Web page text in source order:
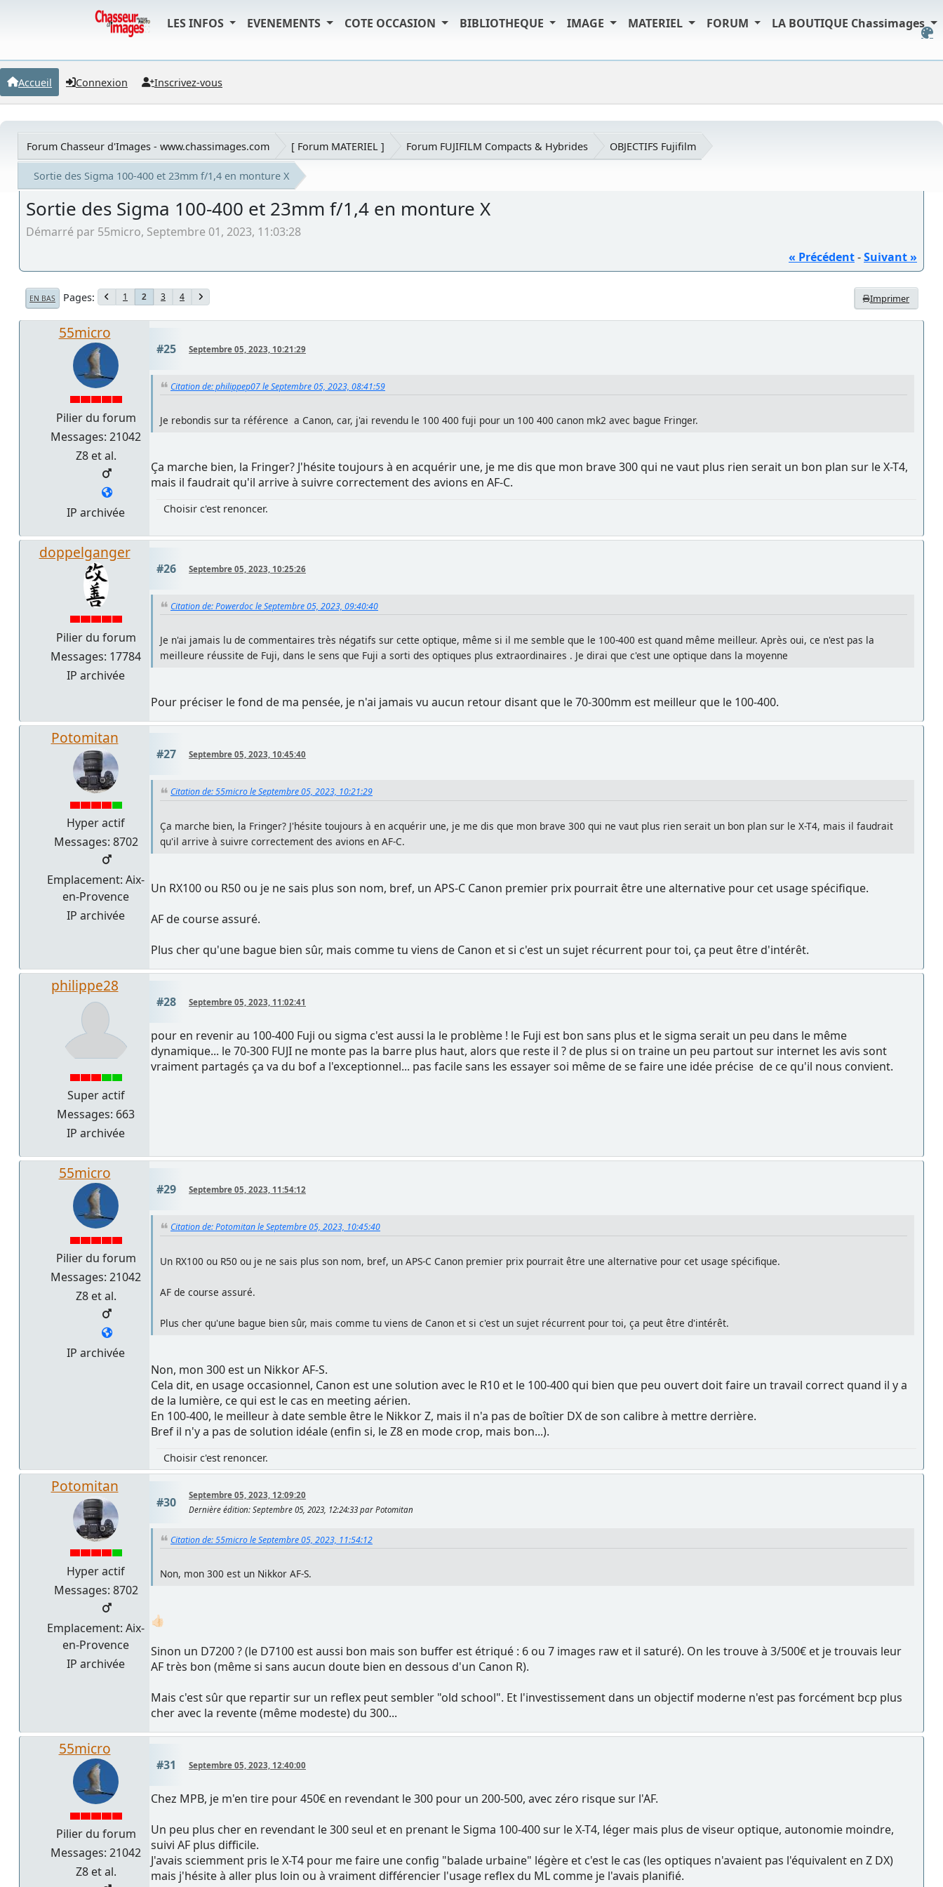
LES INFOS EVENEMENTS COTE OCCASION BIBLIOTHEQUE IMAGE MATERIEL FORUM LA BOUTIQUE Chassimages
Accueil Connexion Inscrivez-vous
Forum Chasseur d'Images - www.chassimages.com [ Forum MATERIEL ] Forum FUJIFILM Compacts & Hybrides OBJECTIFS Fujifilm
Sortie des Sigma 100-400 et 23mm f/1,4 en monture X
Sortie des Sigma 100-400 et 23mm f/1,4 en monture X
Démarré par 55micro, Septembre 01, 2023, 11:03:28
« Précédent-Suivant »
Imprimer
EN BAS Pages 1 2 3 4
55micro
Pilier du forum
Messages: 21042
Z8 et al.
IP archivée
#25 Septembre 05, 2023, 10:21:29
Citation de: philippep07 le Septembre 05, 2023, 08:41:59
Je rebondis sur ta référence a Canon, car, j'ai revendu le 100 400 fuji pour un 100 400 canon mk2 avec bague Fringer.
Ça marche bien, la Fringer? J'hésite toujours à en acquérir une, je me dis que mon brave 300 qui ne vaut plus rien serait un bon plan sur le X-T4,
mais il faudrait qu'il arrive à suivre correctement des avions en AF-C.
Choisir c'est renoncer.
doppelganger
Pilier du forum
Messages: 17784
IP archivée
#26 Septembre 05, 2023, 10:25:26
Citation de: Powerdoc le Septembre 05, 2023, 09:40:40
Je n'ai jamais lu de commentaires très négatifs sur cette optique, même si il me semble que le 100-400 est quand même meilleur. Après oui, ce n'est pas la
meilleure réussite de Fuji, dans le sens que Fuji a sorti des optiques plus extraordinaires . Je dirai que c'est une optique dans la moyenne
Pour préciser le fond de ma pensée, je n'ai jamais vu aucun retour disant que le 70-300mm est meilleur que le 100-400.
Potomitan
Hyper actif
Messages: 8702
Emplacement: Aix-
en-Provence
IP archivée
#27 Septembre 05, 2023, 10:45:40
Citation de: 55micro le Septembre 05, 2023, 10:21:29
Ça marche bien, la Fringer? J'hésite toujours à en acquérir une, je me dis que mon brave 300 qui ne vaut plus rien serait un bon plan sur le X-T4, mais il faudrait
qu'il arrive à suivre correctement des avions en AF-C.
Un RX100 ou R50 ou je ne sais plus son nom, bref, un APS-C Canon premier prix pourrait être une alternative pour cet usage spécifique.
AF de course assuré.
Plus cher qu'une bague bien sûr, mais comme tu viens de Canon et si c'est un sujet récurrent pour toi, ça peut être d'intérêt.
philippe28
Super actif
Messages: 663
IP archivée
#28 Septembre 05, 2023, 11:02:41
pour en revenir au 100-400 Fuji ou sigma c'est aussi la le problème ! le Fuji est bon sans plus et le sigma serait un peu dans le même
dynamique... le 70-300 FUJI ne monte pas la barre plus haut, alors que reste il ? de plus si on traine un peu partout sur internet les avis sont
vraiment partagés ça va du bof a l'exceptionnel... pas facile sans les essayer soi même de se faire une idée précise de ce qu'il nous convient.
55micro
Pilier du forum
Messages: 21042
Z8 et al.
IP archivée
#29 Septembre 05, 2023, 11:54:12
Citation de: Potomitan le Septembre 05, 2023, 10:45:40
Un RX100 ou R50 ou je ne sais plus son nom, bref, un APS-C Canon premier prix pourrait être une alternative pour cet usage spécifique.
AF de course assuré.
Plus cher qu'une bague bien sûr, mais comme tu viens de Canon et si c'est un sujet récurrent pour toi, ça peut être d'intérêt.
Non, mon 300 est un Nikkor AF-S.
Cela dit, en usage occasionnel, Canon est une solution avec le R10 et le 100-400 qui bien que peu ouvert doit faire un travail correct quand il y a
de la lumière, ce qui est le cas en meeting aérien.
En 100-400, le meilleur à date semble être le Nikkor Z, mais il n'a pas de boîtier DX de son calibre à mettre derrière.
Bref il n'y a pas de solution idéale (enfin si, le Z8 en mode crop, mais bon...).
Choisir c'est renoncer.
Potomitan
Hyper actif
Messages: 8702
Emplacement: Aix-
en-Provence
IP archivée
#30
Septembre 05, 2023, 12:09:20
Dernière édition: Septembre 05, 2023, 12:24:33 par Potomitan
Citation de: 55micro le Septembre 05, 2023, 11:54:12
Non, mon 300 est un Nikkor AF-S.
👍🏻
Sinon un D7200 ? (le D7100 est aussi bon mais son buffer est étriqué : 6 ou 7 images raw et il saturé). On les trouve à 3/500€ et je trouvais leur
AF très bon (même si sans aucun doute bien en dessous d'un Canon R).
Mais c'est sûr que repartir sur un reflex peut sembler "old school". Et l'investissement dans un objectif moderne n'est pas forcément bcp plus
cher avec la revente (même modeste) du 300...
55micro
Pilier du forum
Messages: 21042
Z8 et al.
#31 Septembre 05, 2023, 12:40:00
Chez MPB, je m'en tire pour 450€ en revendant le 300 pour un 200-500, avec zéro risque sur l'AF.
Un peu plus cher en revendant le 300 seul et en prenant le Sigma 100-400 sur le X-T4, léger mais plus de viseur optique, autonomie moindre,
suivi AF plus difficile.
J'avais sciemment pris le X-T4 pour me faire une config "balade urbaine" légère et c'est le cas (les optiques n'avaient pas l'équivalent en Z DX)
mais j'hésite à aller plus loin ou à vraiment différencier l'usage reflex du ML comme je l'avais planifié.